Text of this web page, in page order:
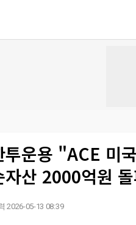
투운용 "ACE 미
자산 2000억원
2026-05-13 08:39